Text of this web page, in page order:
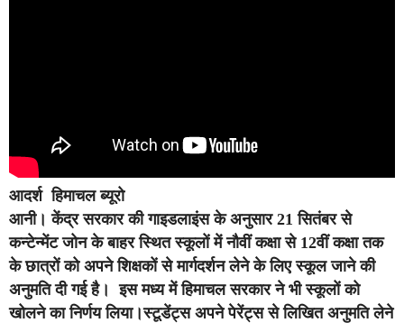
आदर्श हिमाचल ब्यूरो
आनी। केंद्र सरकार की गाइडलाइंस के अनुसार 21 सितंबर से
कन्टेन्मेंट जोन के बाहर स्थित स्कूलों में नौवीं कक्षा से 12वीं कक्षा तक
के छात्रों को अपने शिक्षकों से मार्गदर्शन लेने के लिए स्कूल जाने की
अनुमति दी गई है। इस मध्य में हिमाचल सरकार ने भी स्कूलों को
खोलने का निर्णय लिया।स्टूडेंट्स अपने पेरेंट्स से लिखित अनुमति लेने